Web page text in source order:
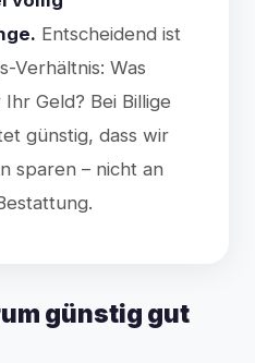
Entscheidend ist
Verhältnis: Was
Geld? Bei Billige
günstig, dass wir
sparen – nicht an
günstig gut